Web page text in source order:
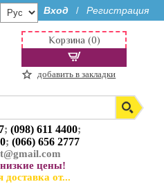
Вход / Регистрация
;(098) 611 4400;
;(066) 656 2777
цены!
доставка от...
Корзина (0)
добавить в закладки